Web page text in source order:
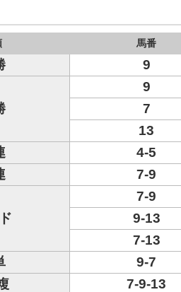
馬番
9
9
7
13
4-5
7-9
7-9
9-13
7-13
9-7
7-9-13